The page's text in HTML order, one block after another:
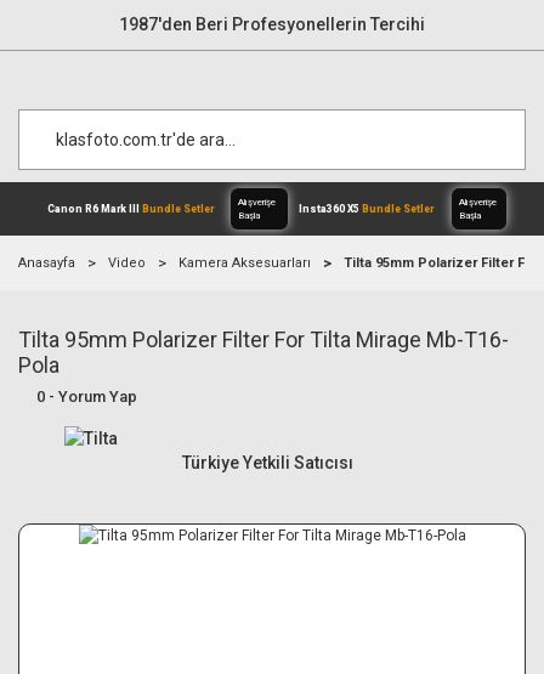
1987'den Beri Profesyonellerin Tercihi
Canon R6 Mark IIIBundle Setler
Alışverişe
Anasayfa Video Kamera Aksesuarları Tilta 95mm Polarizer Filter
Tilta 95mm Polarizer Filter For Tilta Mirage Mb-T16-
Pola
0 - Yorum Yap
Türkiye Yetkili Satıcısı